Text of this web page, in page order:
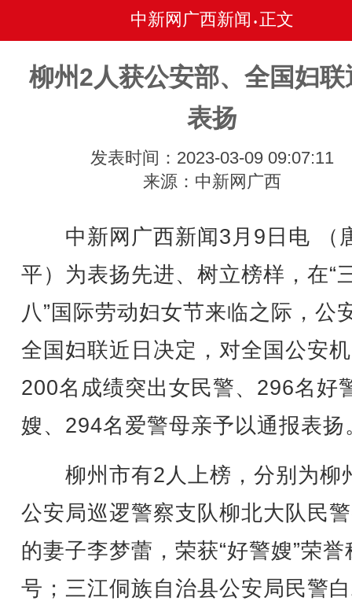
中新网广西新闻 • 正文
柳州2人获公安部、全国妇联
表扬
发表时间：2023-03-09 09:07:11
来源：中新网广西
中新网广西新闻3月9日电 （
平）为表扬先进、树立榜样，在“
八”国际劳动妇女节来临之际，公
全国妇联近日决定，对全国公安
200名成绩突出女民警、296名好
嫂、294名爱警母亲予以通报表扬
柳州市有2人上榜，分别为柳
公安局巡逻警察支队柳北大队民
的妻子李梦蕾，荣获“好警嫂”荣誉
号；三江侗族自治县公安局民警